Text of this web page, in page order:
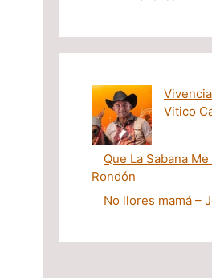
Vitico
Que La Sabana
Rondón
No llores mamá –